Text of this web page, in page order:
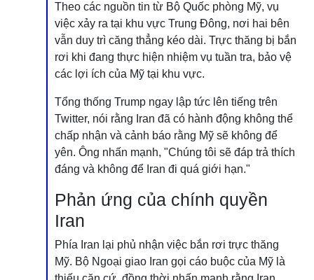
Theo các nguồn tin từ Bộ Quốc phòng Mỹ, vụ
việc xảy ra tại khu vực Trung Đông, nơi hai bên
vẫn duy trì căng thẳng kéo dài. Trực thăng bị bắn
rơi khi đang thực hiện nhiệm vụ tuần tra, bảo vệ
các lợi ích của Mỹ tại khu vực.
Tổng thống Trump ngay lập tức lên tiếng trên
Twitter, nói rằng Iran đã có hành động không thể
chấp nhận và cảnh báo rằng Mỹ sẽ không để
yên. Ông nhấn mạnh, "Chúng tôi sẽ đáp trả thích
đáng và không để Iran đi quá giới hạn."
Phản ứng của chính quyền
Iran
Phía Iran lại phủ nhận việc bắn rơi trực thăng
Mỹ. Bộ Ngoại giao Iran gọi cáo buộc của Mỹ là